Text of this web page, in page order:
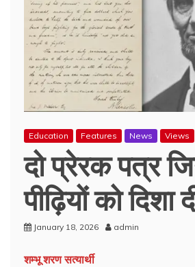
Education Features News Views
दो प्रेरक पत्र
पीढ़ियों को दिशा
January 18, 2026 admin
शम्भू शरण सत्यार्थी